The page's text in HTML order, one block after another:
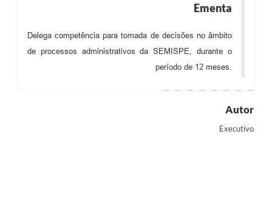
Ementa
Delega competência para tomada de decisões no âmbito
de processos administrativos da SEMISPE, durante o
período de 12 meses.
Autor
Executivo